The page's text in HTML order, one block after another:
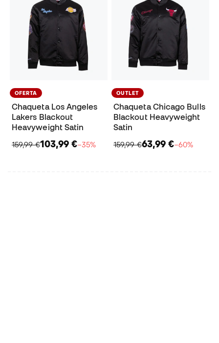
OFERTA
Chaqueta Los Angeles
Lakers Blackout
Heavyweight Satin
159,99 €103,99 €−35%
OUTLET
Chaqueta Chicago Bulls
Blackout Heavyweight
Satin
159,99 €63,99 €−60%